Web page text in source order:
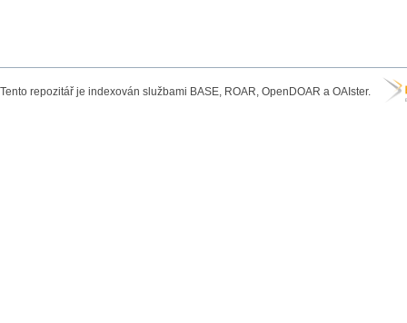
Tento repozitář je indexován službami BASE, ROAR, OpenDOAR a OAIster.